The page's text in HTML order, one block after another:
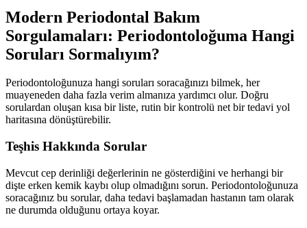
Modern Periodontal Bakım
Sorgulamaları: Periodontoloğuma Hangi
Soruları Sormalıyım?
Periodontoloğunuza hangi soruları soracağınızı bilmek, her
muayeneden daha fazla verim almanıza yardımcı olur. Doğru
sorulardan oluşan kısa bir liste, rutin bir kontrolü net bir tedavi yol
haritasına dönüştürebilir.
Teşhis Hakkında Sorular
Mevcut cep derinliği değerlerinin ne gösterdiğini ve herhangi bir
dişte erken kemik kaybı olup olmadığını sorun. Periodontoloğunuza
soracağınız bu sorular, daha tedavi başlamadan hastanın tam olarak
ne durumda olduğunu ortaya koyar.